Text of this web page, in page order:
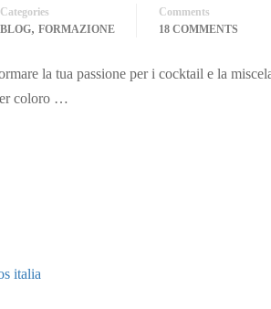
Categories
BLOG, FORMAZIONE
Comments
18 COMMENTS
la tua passione per i cocktail e la
coloro …